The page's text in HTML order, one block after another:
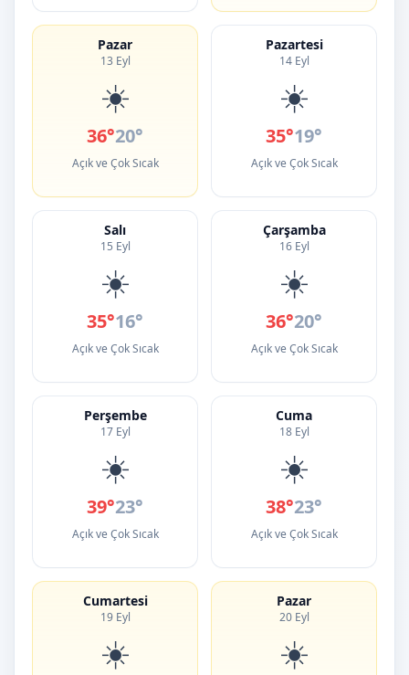
Pazar
13 Eyl
☀️
36°20°
Açık ve Çok Sıcak
Pazartesi
14 Eyl
☀️
35°19°
Açık ve Çok Sıcak
Salı
15 Eyl
☀️
35°16°
Açık ve Çok Sıcak
Çarşamba
16 Eyl
☀️
36°20°
Açık ve Çok Sıcak
Perşembe
17 Eyl
☀️
39°23°
Açık ve Çok Sıcak
Cuma
18 Eyl
☀️
38°23°
Açık ve Çok Sıcak
Cumartesi
19 Eyl
☀️
Pazar
20 Eyl
☀️